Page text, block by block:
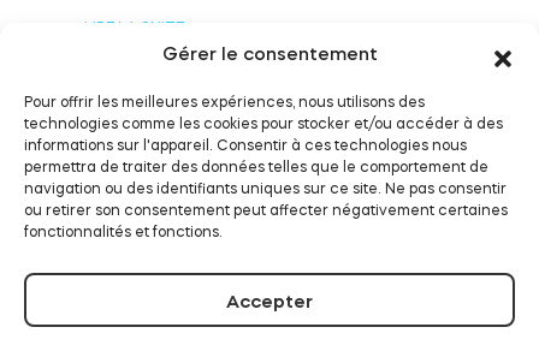
Gérer le consentement
Pour offrir les meilleures expériences, nous utilisons des
technologies comme les cookies pour stocker et/ou accéder à des
informations sur l'appareil. Consentir à ces technologies nous
permettra de traiter des données telles que le comportement de
navigation ou des identifiants uniques sur ce site. Ne pas consentir
ou retirer son consentement peut affecter négativement certaines
fonctionnalités et fonctions.
Accepter
Module relais connecté BleBox
Tedee Dry Contact
Tedee GO2
LIRE LA SUITE
Tedee fonctionne
désormais avec Samsung
SmartThings
LIRE LA SUITE